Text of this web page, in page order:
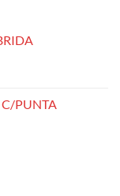
C/PUNTA